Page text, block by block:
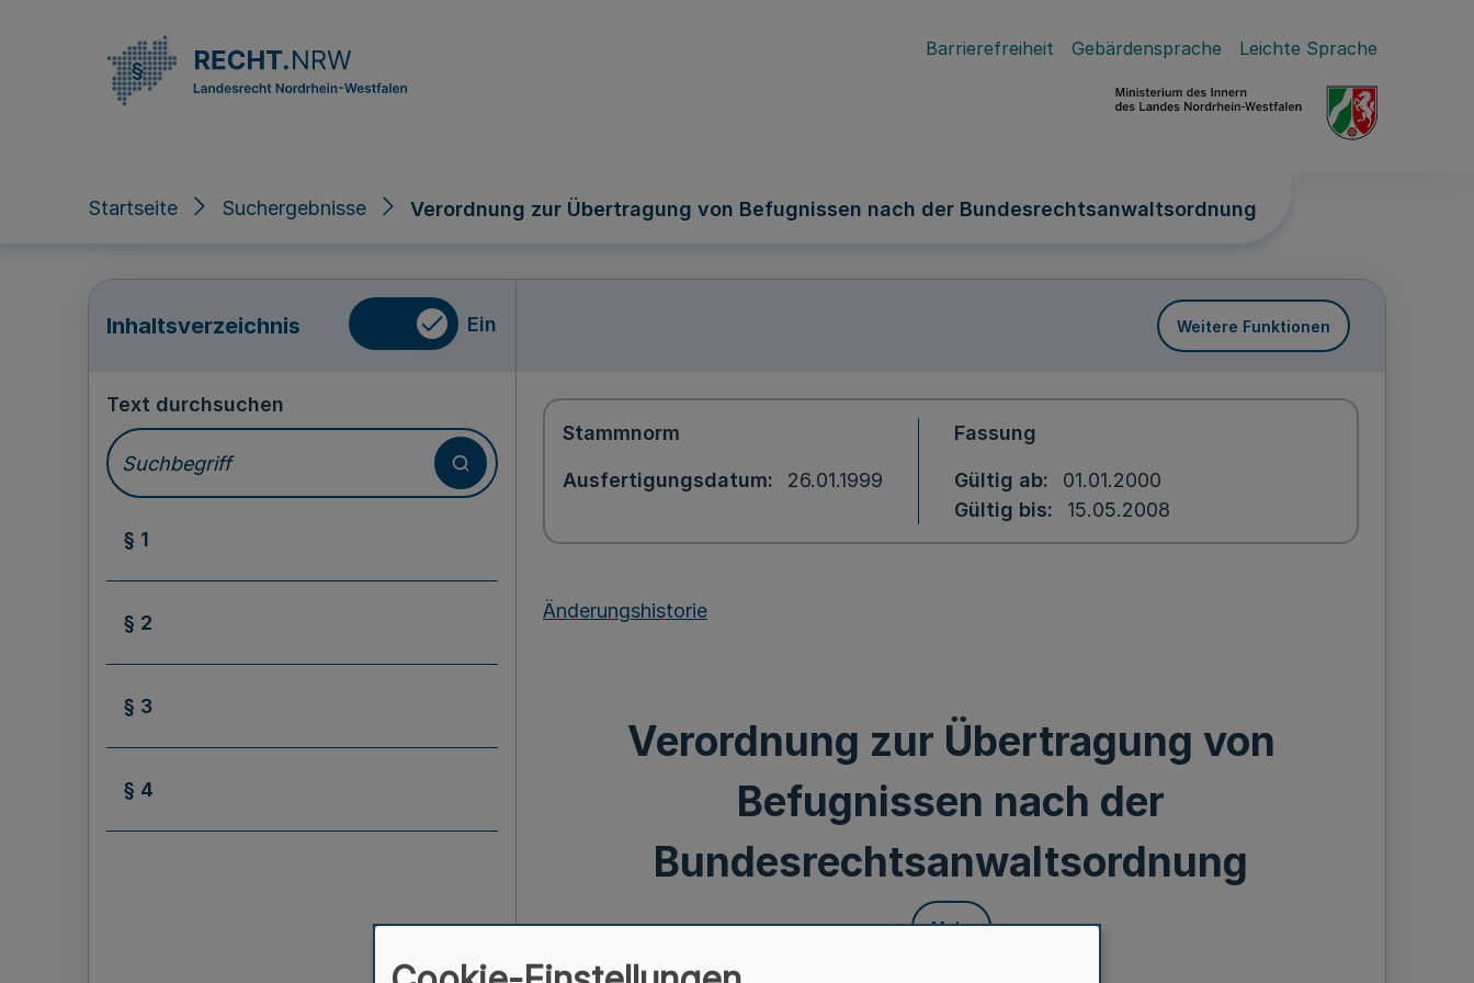
Barrierefreiheit Gebärdensprache Leichte Sprache
Startseite Suchergebnisse Verordnung zur Übertragung von Befugnissen nach der Bundesrechtsanwaltsordnung
Inhaltsverzeichnis Ein Weitere Funktionen
Text durchsuchen
§ 1
§ 2
§ 3
§ 4
Stammnorm
Ausfertigungsdatum 26.01.1999
Fassung
Gültig ab
01.01.2000
Gültig bis
15.05.2008
Änderungshistorie
Verordnung zur Übertragung von
Befugnissen nach der
Bundesrechtsanwaltsordnung
Mehr